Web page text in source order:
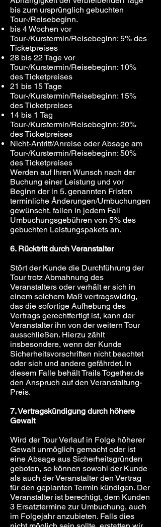
bis zum ursprünglich gebuchten
Tour-/Reisebeginn.
bis 4 Wochen vor
Tour-/Kurstermin/Reisebeginn: 5% des
Ticketpreises
28 bis 22 Tage vor
Tour-/Kurstermin/Reisebeginn: 10%
des Ticketpreises
21 bis 15 Tage
Tour-/Kurstermin/Reisebeginn: 15%
des Ticketpreises
14 bis 1 Tag
Tour-/Kurstermin/Reisebeginn: 20%
des Ticketpreises
Nicht-Antritt/Anreise oder Absage am
Tour-/Kurstermin/Reisebeginn: 50%
des Ticketpreises
Werden auf Ihren Wunsch nach der
Buchung einer Leistung und vor
Beginn der in 5. genannten Fristen
terminliche Änderungen/Umbuchungen
gewünscht, fallen in jedem Fall
Umbuchungsgebühren von 5% des
gebuchten Leistungspakets an.
6. Rücktritt durch Veranstalter
Stört der Kunde die Durchführung der
Tour trotz Abmahnung des
Veranstalters oder verhält er sich in
einem solchem Maß vertragswidrig,
das die sofortige Aufhebung des
Vertrags gerechtfertigt ist, kann der
Veranstalter ihn von der weitern Tour
ausschließen. Hierzu zählt
insbesondere, wenn der Kunde
Sicherheitsvorschriften nicht beachtet
oder sich und andere gefährdet. In
diesem Falle behält Trails Together.de
den Anspruch auf den Veranstaltung-
Preis.
7. Vertragskündigung durch höhere
Gewalt
Wird der Tour Verlauf in Folge höherer
Gewalt unmöglich gemacht oder ist
eine Absage aus Sicherheitsgründen
geboten, so können sowohl der Kunde
als auch der Veranstalter den Vertrag
für den geplanten Termin kündigen. Der
Veranstalter ist berechtigt, dem Kunden
3 Ersatztermine zur Umbuchung, auch
im Folgejahr anzubieten. Falls dies